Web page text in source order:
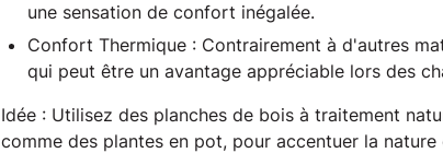
une sensation de confort inégalée.
Confort Thermique : Contrairement à d'autres
qui peut être un avantage appréciable lors des
Idée : Utilisez des planches de bois à traitement
comme des plantes en pot, pour accentuer la nature